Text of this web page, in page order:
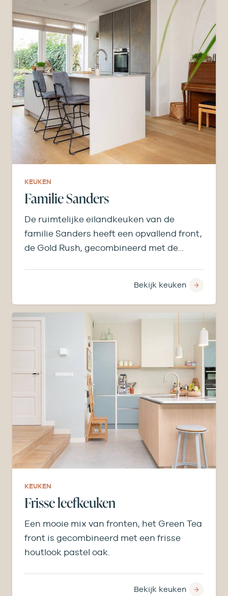
KEUKEN
Familie Sanders
De ruimtelijke eilandkeuken van de
familie Sanders heeft een opvallend front,
de Gold Rush, gecombineerd met de
Bekijk keuken
KEUKEN
Frisse leefkeuken
Een mooie mix van fronten, het Green Tea
front is gecombineerd met een frisse
houtlook pastel oak.
Bekijk keuken